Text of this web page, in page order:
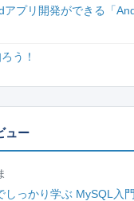
プリ開発ができる「
う！
ュー
しっかり学ぶ MySQL入